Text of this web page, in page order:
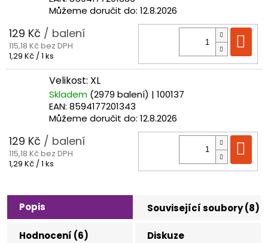
Můžeme doručit do: 12.8.2026
129 Kč / balení
115,18 Kč bez DPH
Měrná
1,29 Kč / 1 ks
Velikost: XL
Skladem (2979 balení) | 100137
EAN: 8594177201343
Můžeme doručit do: 12.8.2026
129 Kč / balení
115,18 Kč bez DPH
Měrná
1,29 Kč / 1 ks
Popis Související soubory (8)
Hodnocení (6) Diskuze